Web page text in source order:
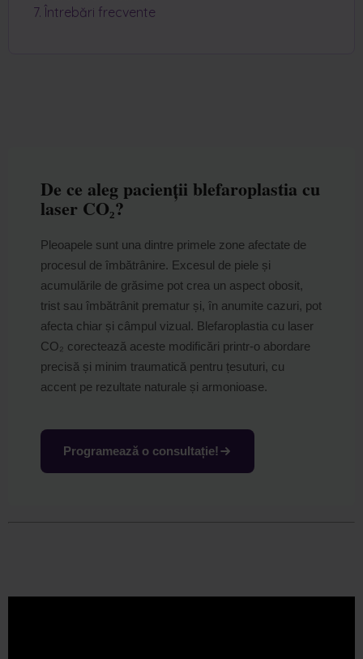
Întrebări frecvente
De ce aleg pacienții blefaroplastia cu
laser CO₂?
Pleoapele sunt una dintre primele zone afectate de
procesul de îmbătrânire. Excesul de piele și
acumulările de grăsime pot crea un aspect obosit,
trist sau îmbătrânit prematur și, în anumite cazuri, pot
afecta chiar și câmpul vizual. Blefaroplastia cu laser
CO₂ corectează aceste modificări printr-o abordare
precisă și minim traumatică pentru țesuturi, cu
accent pe rezultate naturale și armonioase.
Programează o consultație!